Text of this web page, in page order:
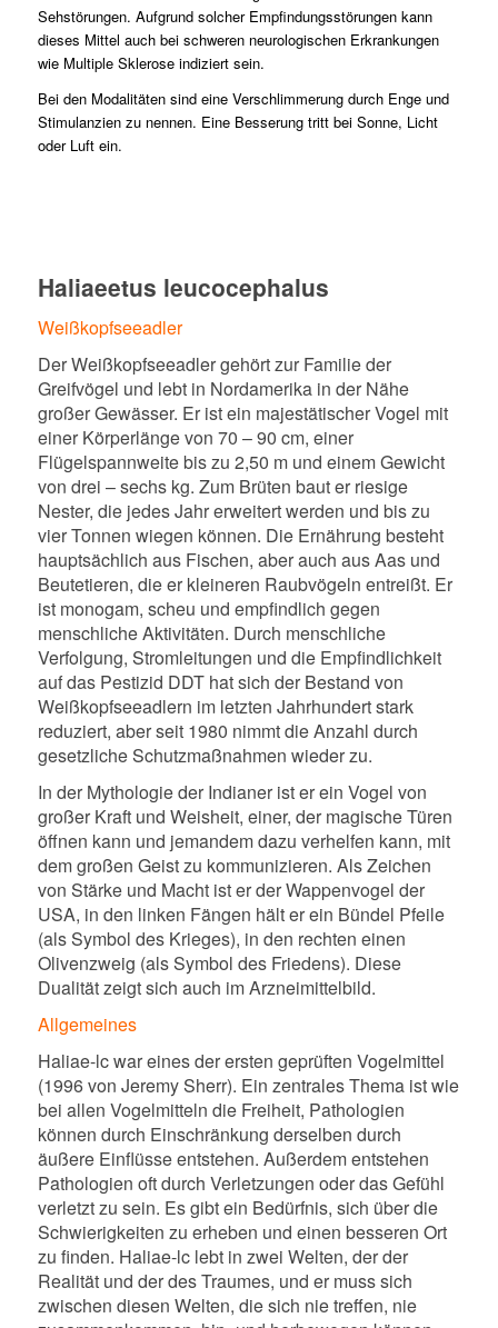
Sehstörungen. Aufgrund solcher Empfindungsstörungen kann
dieses Mittel auch bei schweren neurologischen Erkrankungen
wie Multiple Sklerose indiziert sein.
Bei den Modalitäten sind eine Verschlimmerung durch Enge und
Stimulanzien zu nennen. Eine Besserung tritt bei Sonne, Licht
oder Luft ein.
Haliaeetus leucocephalus
Weißkopfseeadler
Der Weißkopfseeadler gehört zur Familie der
Greifvögel und lebt in Nordamerika in der Nähe
großer Gewässer. Er ist ein majestätischer Vogel mit
einer Körperlänge von 70 – 90 cm, einer
Flügelspannweite bis zu 2,50 m und einem Gewicht
von drei – sechs kg. Zum Brüten baut er riesige
Nester, die jedes Jahr erweitert werden und bis zu
vier Tonnen wiegen können. Die Ernährung besteht
hauptsächlich aus Fischen, aber auch aus Aas und
Beutetieren, die er kleineren Raubvögeln entreißt. Er
ist monogam, scheu und empfindlich gegen
menschliche Aktivitäten. Durch menschliche
Verfolgung, Stromleitungen und die Empfindlichkeit
auf das Pestizid DDT hat sich der Bestand von
Weißkopfseeadlern im letzten Jahrhundert stark
reduziert, aber seit 1980 nimmt die Anzahl durch
gesetzliche Schutzmaßnahmen wieder zu.
In der Mythologie der Indianer ist er ein Vogel von
großer Kraft und Weisheit, einer, der magische Türen
öffnen kann und jemandem dazu verhelfen kann, mit
dem großen Geist zu kommunizieren. Als Zeichen
von Stärke und Macht ist er der Wappenvogel der
USA, in den linken Fängen hält er ein Bündel Pfeile
(als Symbol des Krieges), in den rechten einen
Olivenzweig (als Symbol des Friedens). Diese
Dualität zeigt sich auch im Arzneimittelbild.
Allgemeines
Haliae-lc war eines der ersten geprüften Vogelmittel
(1996 von Jeremy Sherr). Ein zentrales Thema ist wie
bei allen Vogelmitteln die Freiheit, Pathologien
können durch Einschränkung derselben durch
äußere Einflüsse entstehen. Außerdem entstehen
Pathologien oft durch Verletzungen oder das Gefühl
verletzt zu sein. Es gibt ein Bedürfnis, sich über die
Schwierigkeiten zu erheben und einen besseren Ort
zu finden. Haliae-lc lebt in zwei Welten, der der
Realität und der des Traumes, und er muss sich
zwischen diesen Welten, die sich nie treffen, nie